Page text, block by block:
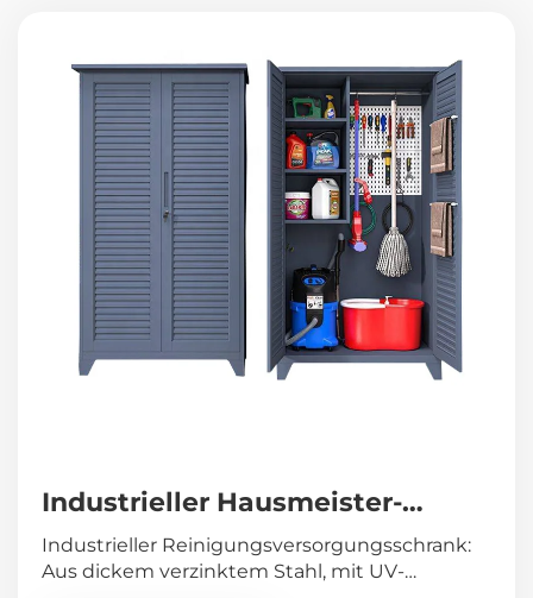
Industrieller Hausmeister-
Schrank Reinigungsschrank
moderner Outdoor-Stahlbesen-
Industrieller Reinigungsversorgungsschrank:
Aus dickem verzinktem Stahl, mit UV-